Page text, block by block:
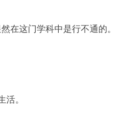
在这门学科中是行不通的。
。